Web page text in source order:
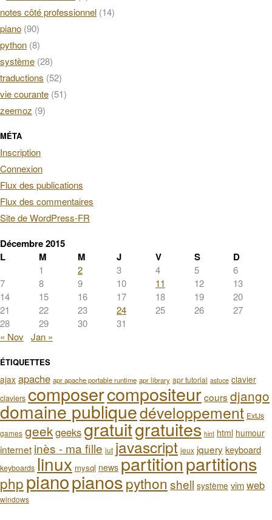
notes côté professionnel (14)
piano (90)
python (8)
système (28)
traductions (52)
vie courante (51)
zeemoz (9)
MÉTA
Inscription
Connexion
Flux des publications
Flux des commentaires
Site de WordPress-FR
Décembre 2015
L
M M J V S D
1 2 3 4 5
6
7
8 9 10 11 12
13
14
15 16 17 18 19
20
21
22 23 24 25 26
27
28
29 30
31
« Nov Jan »
ÉTIQUETTES
ajax apache apr apache portable runtime apr library apr tutorial astuce clavier
claviers composercompositeurcours django
domaine publiquedéveloppement ExtJs
games geekgeeksgratuitgratuites hint html humour
internet inès - ma fille iut javascript jeux jquerykeyboard
keyboards linux mysql news partitionpartitions
phppianopianospython shell système vimweb
windows